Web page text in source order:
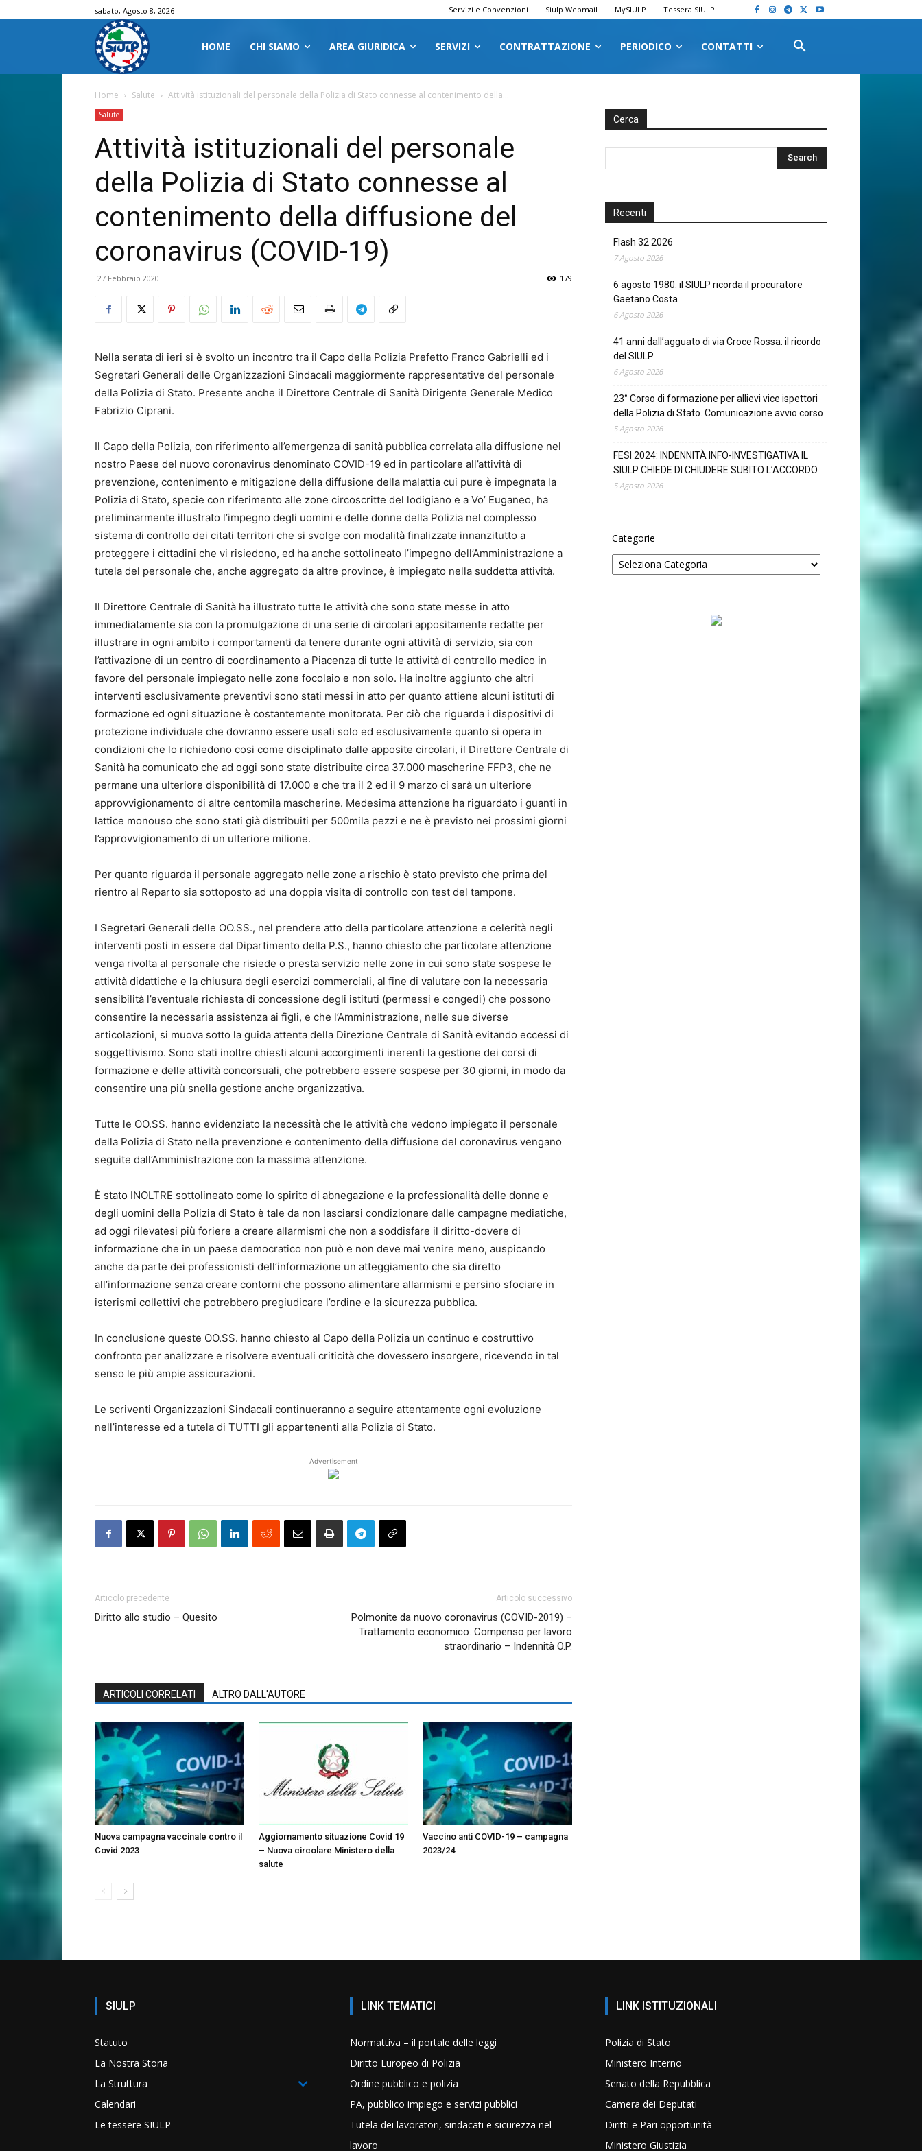
sabato, Agosto 8, 2026 Servizi e Convenzioni Siulp Webmail MySIULP Tessera SIULP
HOME CHI SIAMO AREA GIURIDICA SERVIZI CONTRATTAZIONE PERIODICO CONTATTI
Home Salute Attività istituzionali del personale della Polizia di Stato connesse al contenimento della...
Salute
Attività istituzionali del personale
della Polizia di Stato connesse al
contenimento della diffusione del
coronavirus (COVID-19)
27 Febbraio 2020 179
Nella serata di ieri si è svolto un incontro tra il Capo della Polizia Prefetto Franco Gabrielli ed i
Segretari Generali delle Organizzazioni Sindacali maggiormente rappresentative del personale
della Polizia di Stato. Presente anche il Direttore Centrale di Sanità Dirigente Generale Medico
Fabrizio Ciprani.
Il Capo della Polizia, con riferimento all’emergenza di sanità pubblica correlata alla diffusione nel
nostro Paese del nuovo coronavirus denominato COVID-19 ed in particolare all’attività di
prevenzione, contenimento e mitigazione della diffusione della malattia cui pure è impegnata la
Polizia di Stato, specie con riferimento alle zone circoscritte del lodigiano e a Vo’ Euganeo, ha
preliminarmente illustrato l’impegno degli uomini e delle donne della Polizia nel complesso
sistema di controllo dei citati territori che si svolge con modalità finalizzate innanzitutto a
proteggere i cittadini che vi risiedono, ed ha anche sottolineato l’impegno dell’Amministrazione a
tutela del personale che, anche aggregato da altre province, è impiegato nella suddetta attività.
Il Direttore Centrale di Sanità ha illustrato tutte le attività che sono state messe in atto
immediatamente sia con la promulgazione di una serie di circolari appositamente redatte per
illustrare in ogni ambito i comportamenti da tenere durante ogni attività di servizio, sia con
l’attivazione di un centro di coordinamento a Piacenza di tutte le attività di controllo medico in
favore del personale impiegato nelle zone focolaio e non solo. Ha inoltre aggiunto che altri
interventi esclusivamente preventivi sono stati messi in atto per quanto attiene alcuni istituti di
formazione ed ogni situazione è costantemente monitorata. Per ciò che riguarda i dispositivi di
protezione individuale che dovranno essere usati solo ed esclusivamente quanto si opera in
condizioni che lo richiedono cosi come disciplinato dalle apposite circolari, il Direttore Centrale di
Sanità ha comunicato che ad oggi sono state distribuite circa 37.000 mascherine FFP3, che ne
permane una ulteriore disponibilità di 17.000 e che tra il 2 ed il 9 marzo ci sarà un ulteriore
approvvigionamento di altre centomila mascherine. Medesima attenzione ha riguardato i guanti in
lattice monouso che sono stati già distribuiti per 500mila pezzi e ne è previsto nei prossimi giorni
l’approvvigionamento di un ulteriore milione.
Per quanto riguarda il personale aggregato nelle zone a rischio è stato previsto che prima del
rientro al Reparto sia sottoposto ad una doppia visita di controllo con test del tampone.
I Segretari Generali delle OO.SS., nel prendere atto della particolare attenzione e celerità negli
interventi posti in essere dal Dipartimento della P.S., hanno chiesto che particolare attenzione
venga rivolta al personale che risiede o presta servizio nelle zone in cui sono state sospese le
attività didattiche e la chiusura degli esercizi commerciali, al fine di valutare con la necessaria
sensibilità l’eventuale richiesta di concessione degli istituti (permessi e congedi) che possono
consentire la necessaria assistenza ai figli, e che l’Amministrazione, nelle sue diverse
articolazioni, si muova sotto la guida attenta della Direzione Centrale di Sanità evitando eccessi di
soggettivismo. Sono stati inoltre chiesti alcuni accorgimenti inerenti la gestione dei corsi di
formazione e delle attività concorsuali, che potrebbero essere sospese per 30 giorni, in modo da
consentire una più snella gestione anche organizzativa.
Tutte le OO.SS. hanno evidenziato la necessità che le attività che vedono impiegato il personale
della Polizia di Stato nella prevenzione e contenimento della diffusione del coronavirus vengano
seguite dall’Amministrazione con la massima attenzione.
È stato INOLTRE sottolineato come lo spirito di abnegazione e la professionalità delle donne e
degli uomini della Polizia di Stato è tale da non lasciarsi condizionare dalle campagne mediatiche,
ad oggi rilevatesi più foriere a creare allarmismi che non a soddisfare il diritto-dovere di
informazione che in un paese democratico non può e non deve mai venire meno, auspicando
anche da parte dei professionisti dell’informazione un atteggiamento che sia diretto
all’informazione senza creare contorni che possono alimentare allarmismi e persino sfociare in
isterismi collettivi che potrebbero pregiudicare l’ordine e la sicurezza pubblica.
In conclusione queste OO.SS. hanno chiesto al Capo della Polizia un continuo e costruttivo
confronto per analizzare e risolvere eventuali criticità che dovessero insorgere, ricevendo in tal
senso le più ampie assicurazioni.
Le scriventi Organizzazioni Sindacali continueranno a seguire attentamente ogni evoluzione
nell’interesse ed a tutela di TUTTI gli appartenenti alla Polizia di Stato.
Advertisement
Articolo precedente
Diritto allo studio – Quesito
Articolo successivo
Polmonite da nuovo coronavirus (COVID-2019) –
Trattamento economico. Compenso per lavoro
straordinario – Indennità O.P.
ARTICOLI CORRELATI ALTRO DALL'AUTORE
Nuova campagna vaccinale contro il
Covid 2023
Aggiornamento situazione Covid 19
– Nuova circolare Ministero della
salute
Vaccino anti COVID-19 – campagna
2023/24
Cerca
Recenti
Flash 32 2026
7 Agosto 2026
6 agosto 1980: il SIULP ricorda il procuratore
Gaetano Costa
6 Agosto 2026
41 anni dall’agguato di via Croce Rossa: il ricordo
del SIULP
6 Agosto 2026
23° Corso di formazione per allievi vice ispettori
della Polizia di Stato. Comunicazione avvio corso
5 Agosto 2026
FESI 2024: INDENNITÀ INFO-INVESTIGATIVA IL
SIULP CHIEDE DI CHIUDERE SUBITO L’ACCORDO
5 Agosto 2026
Categorie
SIULP
Statuto
La Nostra Storia
La Struttura
Calendari
Le tessere SIULP
LINK TEMATICI
Normattiva – il portale delle leggi
Diritto Europeo di Polizia
Ordine pubblico e polizia
PA, pubblico impiego e servizi pubblici
Tutela dei lavoratori, sindacati e sicurezza nel
lavoro
LINK ISTITUZIONALI
Polizia di Stato
Ministero Interno
Senato della Repubblica
Camera dei Deputati
Diritti e Pari opportunità
Ministero Giustizia